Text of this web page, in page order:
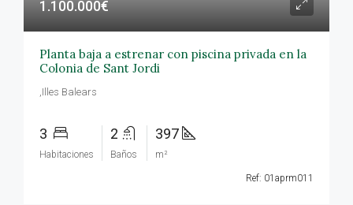
1.100.000€
Planta baja a estrenar con piscina privada en la
Colonia de Sant Jordi
,Illes Balears
3
Habitaciones
2
Baños
397
m²
Ref: 01aprm011